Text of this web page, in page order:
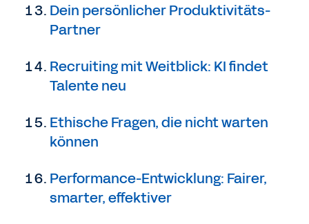
Dein persönlicher Produktivitäts-
Partner
Recruiting mit Weitblick: KI findet
Talente neu
Ethische Fragen, die nicht warten
können
Performance-Entwicklung: Fairer,
smarter, effektiver